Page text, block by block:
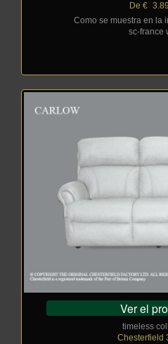
De €_
Como se muestra en la
sc-france
Ver el
timeless
Chesterfield